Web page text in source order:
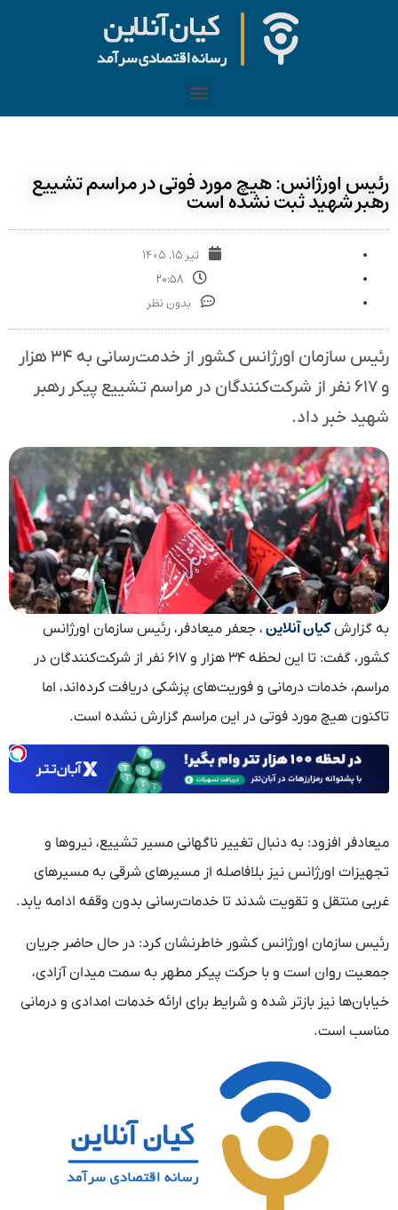
رئیس اورژانس: هیچ مورد فوتی در مراسم تشییع
رهبر شهید ثبت نشده است
تیر ۱۵, ۱۴۰۵
۲۰:۵۸
بدون نظر
رئیس سازمان اورژانس کشور از خدمت‌رسانی به ۳۴ هزار
و ۶۱۷ نفر از شرکت‌کنندگان در مراسم تشییع پیکر رهبر
شهید خبر داد.
به گزارشکیان آنلاین ، جعفر میعادفر، رئیس سازمان اورژانس
کشور، گفت: تا این لحظه ۳۴ هزار و ۶۱۷ نفر از شرکت‌کنندگان در
مراسم، خدمات درمانی و فوریت‌های پزشکی دریافت کرده‌اند، اما
تاکنون هیچ مورد فوتی در این مراسم گزارش نشده است.
میعادفر افزود: به دنبال تغییر ناگهانی مسیر تشییع، نیروها و
تجهیزات اورژانس نیز بلافاصله از مسیرهای شرقی به مسیرهای
غربی منتقل و تقویت شدند تا خدمات‌رسانی بدون وقفه ادامه یابد.
رئیس سازمان اورژانس کشور خاطرنشان کرد: در حال حاضر جریان
جمعیت روان است و با حرکت پیکر مطهر به سمت میدان آزادی،
خیابان‌ها نیز بازتر شده و شرایط برای ارائه خدمات امدادی و درمانی
مناسب است.